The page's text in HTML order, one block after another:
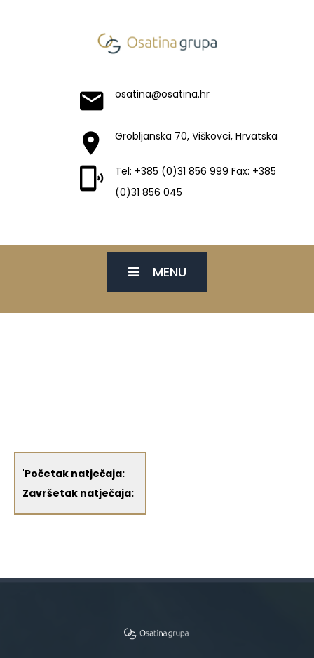
osatina@osatina.hr
Grobljanska 70, Viškovci, Hrvatska
Tel: +385 (0)31 856 999 Fax: +385
(0)31 856 045
MENU
'Početak natječaja:
Završetak natječaja: